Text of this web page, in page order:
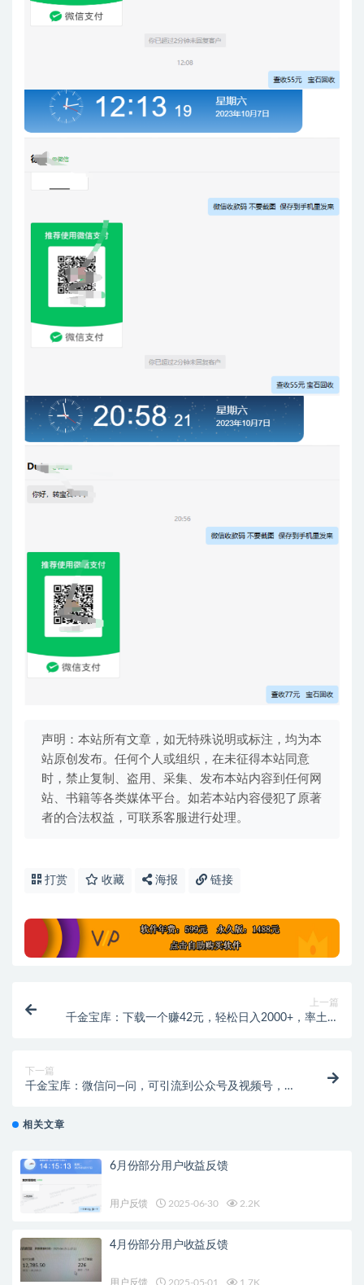
声明：本站所有文章，如无特殊说明或标注，均为本
站原创发布。任何个人或组织，在未征得本站同意
时，禁止复制、盗用、采集、发布本站内容到任何网
站、书籍等各类媒体平台。如若本站内容侵犯了原著
者的合法权益，可联系客服进行处理。
打赏 收藏 海报 链接
上一篇
千金宝库：下载一个赚42元，轻松日入2000+，率土之
下一篇
千金宝库：微信问—问，可引流到公众号及视频号，实
相关文章
6月份部分用户收益反馈
用户反馈 2025-06-30 2.2K
4月份部分用户收益反馈
用户反馈 2025-05-01 1.7K